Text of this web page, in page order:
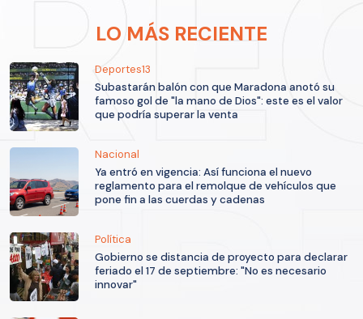
LO MÁS RECIENTE
Deportes13
Subastarán balón con que Maradona anotó su
famoso gol de "la mano de Dios": este es el valor
que podría superar la venta
Nacional
Ya entró en vigencia: Así funciona el nuevo
reglamento para el remolque de vehículos que
pone fin a las cuerdas y cadenas
Política
Gobierno se distancia de proyecto para declarar
feriado el 17 de septiembre: "No es necesario
innovar"